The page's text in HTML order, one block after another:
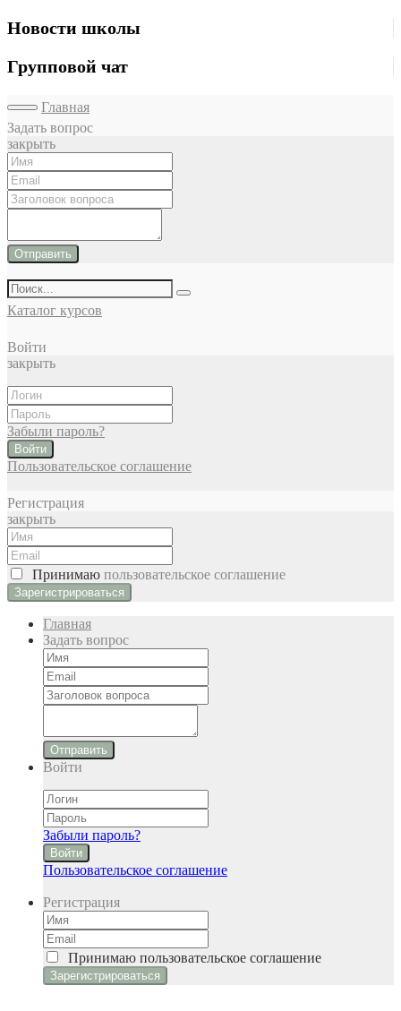
Новости школы
Групповой чат
Главная
Задать вопрос
закрыть
Отправить
Каталог курсов
Войти
закрыть
Забыли пароль?
Войти
Пользовательское соглашение
Регистрация
закрыть
Принимаю пользовательское соглашение
Главная
Задать вопрос
Отправить
Войти
Забыли пароль?
Войти
Пользовательское соглашение
Регистрация
Принимаю пользовательское соглашение